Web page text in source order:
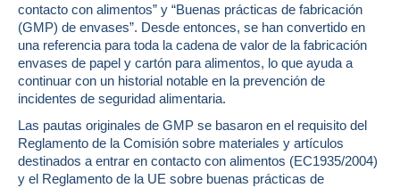
contacto con alimentos” y “Buenas prácticas de fabricación
(GMP) de envases”. Desde entonces, se han convertido en
una referencia para toda la cadena de valor de la fabricación
envases de papel y cartón para alimentos, lo que ayuda a
continuar con un historial notable en la prevención de
incidentes de seguridad alimentaria.
Las pautas originales de GMP se basaron en el requisito del
Reglamento de la Comisión sobre materiales y artículos
destinados a entrar en contacto con alimentos (EC1935/2004)
y el Reglamento de la UE sobre buenas prácticas de